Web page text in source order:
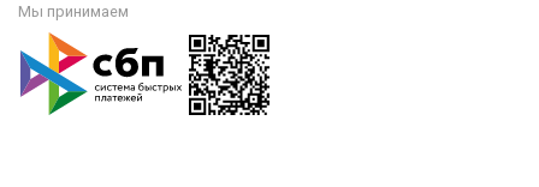
Мы принимаем